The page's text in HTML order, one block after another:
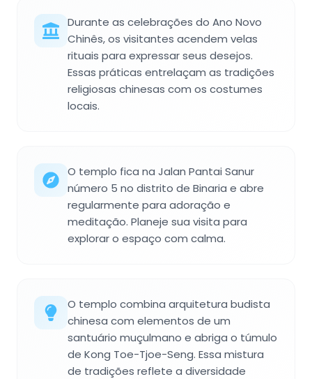
Durante as celebrações do Ano Novo
Chinês, os visitantes acendem velas
rituais para expressar seus desejos.
Essas práticas entrelaçam as tradições
religiosas chinesas com os costumes
locais.
O templo fica na Jalan Pantai Sanur
número 5 no distrito de Binaria e abre
regularmente para adoração e
meditação. Planeje sua visita para
explorar o espaço com calma.
O templo combina arquitetura budista
chinesa com elementos de um
santuário muçulmano e abriga o túmulo
de Kong Toe-Tjoe-Seng. Essa mistura
de tradições reflete a diversidade